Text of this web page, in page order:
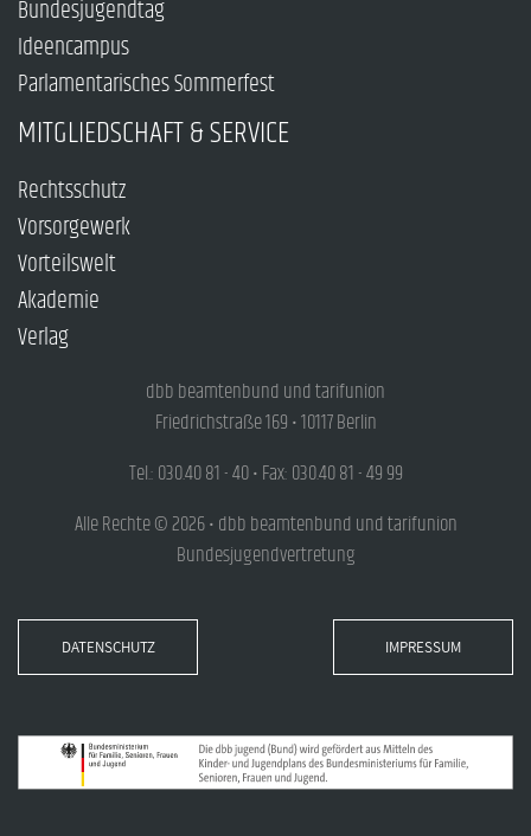
Bundesjugendtag
Ideencampus
Parlamentarisches Sommerfest
MITGLIEDSCHAFT & SERVICE
Rechtsschutz
Vorsorgewerk
Vorteilswelt
Akademie
Verlag
dbb beamtenbund und tarifunion
Friedrichstraße 169 • 10117 Berlin
Tel.: 030.40 81 - 40 • Fax: 030.40 81 - 49 99
Alle Rechte © 2026 • dbb beamtenbund und tarifunion
Bundesjugendvertretung
DATENSCHUTZ IMPRESSUM